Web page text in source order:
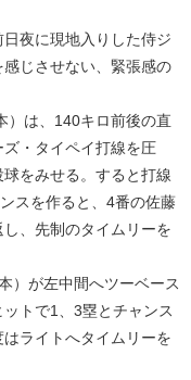
夜に現地入りした侍ジ
じさせない、緊張感の
は、140キロ前後の直
・タイペイ打線を圧
をみせる。すると打線
スを作ると、4番の佐藤
、先制のタイムリーを
）が左中間へツーベース
トで1、3塁とチャンス
ライトへタイムリーを